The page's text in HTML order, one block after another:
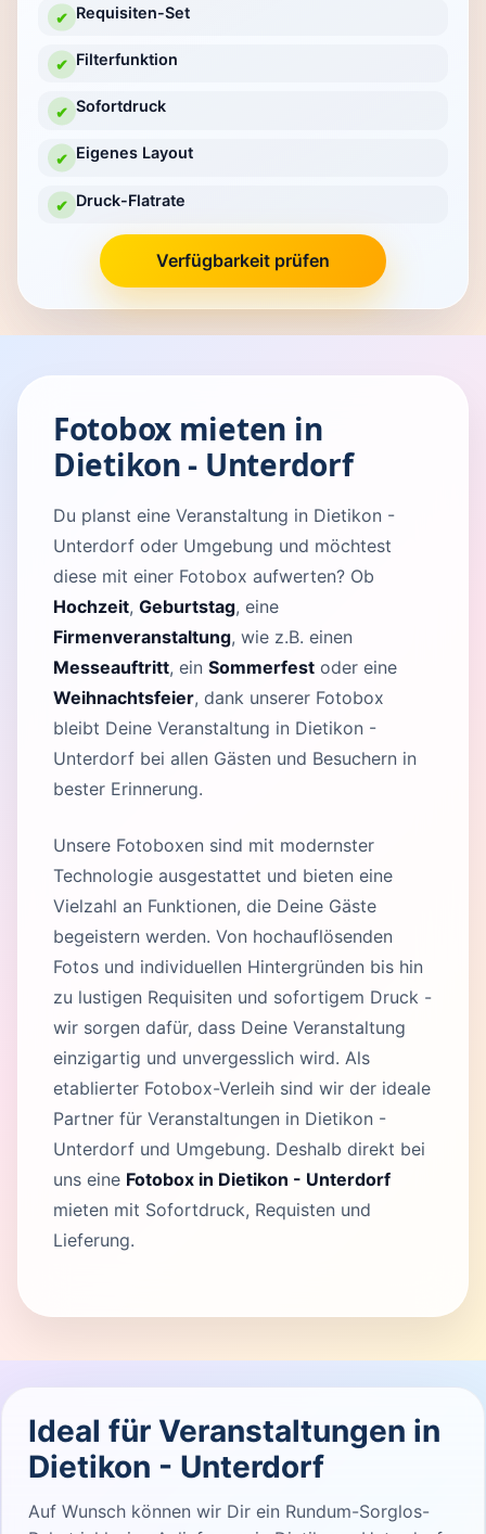
✔ Requisiten-Set
✔ Filterfunktion
✔ Sofortdruck
✔ Eigenes Layout
✔ Druck-Flatrate
Verfügbarkeit prüfen
Fotobox mieten in
Dietikon - Unterdorf
Du planst eine Veranstaltung in Dietikon -
Unterdorf oder Umgebung und möchtest
diese mit einer Fotobox aufwerten? Ob
Hochzeit, Geburtstag, eine
Firmenveranstaltung, wie z.B. einen
Messeauftritt, ein Sommerfest oder eine
Weihnachtsfeier, dank unserer Fotobox
bleibt Deine Veranstaltung in Dietikon -
Unterdorf bei allen Gästen und Besuchern in
bester Erinnerung.
Unsere Fotoboxen sind mit modernster
Technologie ausgestattet und bieten eine
Vielzahl an Funktionen, die Deine Gäste
begeistern werden. Von hochauflösenden
Fotos und individuellen Hintergründen bis hin
zu lustigen Requisiten und sofortigem Druck -
wir sorgen dafür, dass Deine Veranstaltung
einzigartig und unvergesslich wird. Als
etablierter Fotobox-Verleih sind wir der ideale
Partner für Veranstaltungen in Dietikon -
Unterdorf und Umgebung. Deshalb direkt bei
uns eine Fotobox in Dietikon - Unterdorf
mieten mit Sofortdruck, Requisten und
Lieferung.
Ideal für Veranstaltungen in
Dietikon - Unterdorf
Auf Wunsch können wir Dir ein Rundum-Sorglos-